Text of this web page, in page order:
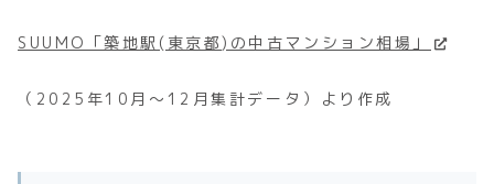
SUUMO「築地駅(東京都)の中古マンション相場」
（2025年10月～12月集計データ）より作成